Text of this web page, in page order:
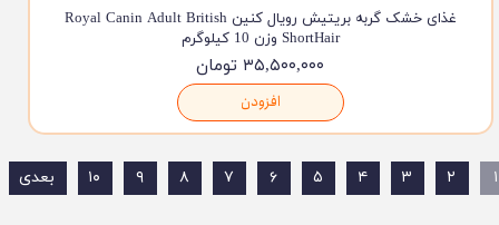
غذای خشک گربه بریتیش رویال کنین Royal Canin Adult British
ShortHair وزن 10 کیلوگرم
۳۵,۵۰۰,۰۰۰ تومان
افزودن
۱ ۲ ۳ ۴ ۵ ۶ ۷ ۸ ۹ ۱۰ بعدی